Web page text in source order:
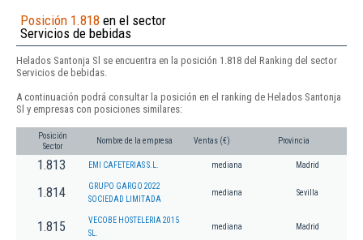
Posición 1.818 en el sector
Servicios de bebidas
Helados Santonja Sl se encuentra en la posición 1.818 del Ranking del sector
Servicios de bebidas.
A continuación podrá consultar la posición en el ranking de Helados Santonja
Sl y empresas con posiciones similares:
Posición
Sector
Nombre de la empresa Ventas (€) Provincia
1.813 EMI CAFETERIAS S.L. mediana Madrid
1.814
GRUPO GARGO 2022
SOCIEDAD LIMITADA
mediana Sevilla
1.815
VECOBE HOSTELERIA 2015
SL.
mediana Madrid